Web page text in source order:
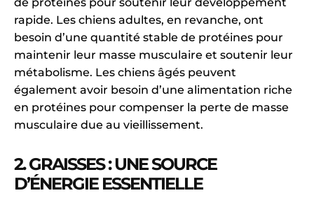
rapide. Les chiens adultes, en revanche, ont
besoin d’une quantité stable de protéines pour
maintenir leur masse musculaire et soutenir leur
métabolisme. Les chiens âgés peuvent
également avoir besoin d’une alimentation riche
en protéines pour compenser la perte de masse
musculaire due au vieillissement.
2. GRAISSES : UNE SOURCE
D’ÉNERGIE ESSENTIELLE